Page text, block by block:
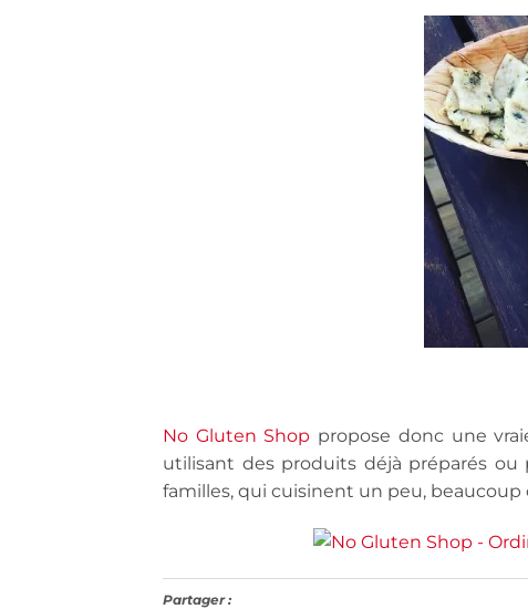
No Gluten Shop propose donc une
utilisant des produits déjà préparés ou
familles, qui cuisinent un peu, beaucoup
Partager :